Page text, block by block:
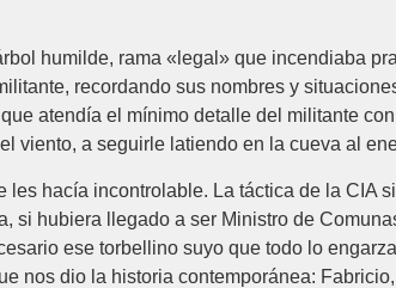
humilde, rama «legal» que incendiaba
recordando sus nombres y
atendía el mínimo detalle del militante
viento, a seguirle latiendo en la cueva al
les hacía incontrolable. La táctica de la CIA
si hubiera llegado a ser Ministro de
ese torbellino suyo que todo lo
nos dio la historia contemporánea: